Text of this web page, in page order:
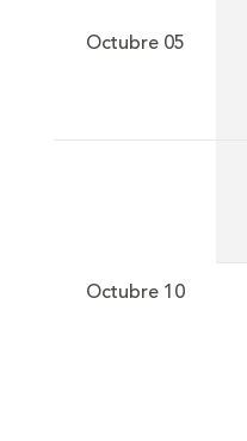
Octubre 05
Octubre 10